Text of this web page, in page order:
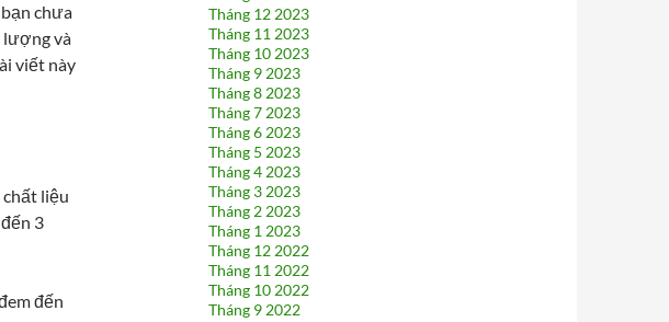
chưa
lượng và
viết này
chất liệu
3
đến
Tháng 12 2023
Tháng 11 2023
Tháng 10 2023
Tháng 9 2023
Tháng 8 2023
Tháng 7 2023
Tháng 6 2023
Tháng 5 2023
Tháng 4 2023
Tháng 3 2023
Tháng 2 2023
Tháng 1 2023
Tháng 12 2022
Tháng 11 2022
Tháng 10 2022
Tháng 9 2022